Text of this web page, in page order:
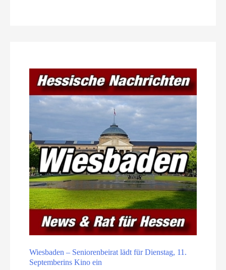
Wiesbaden – Seniorenbeirat lädt für Dienstag, 11.
Septemberins Kino ein